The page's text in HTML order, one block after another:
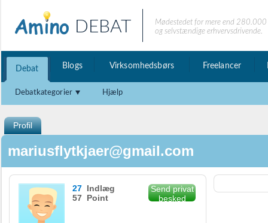
DEBAT
Mødestedet for mere end
og selvstændige erhvervsdrivende.
Debat Blogs Virksomhedsbørs Freelancer
Debatkategorier Hjælp
Profil
mariusflytkjaer@gmail.com
27 Indlæg
57 Point
Send privat
besked